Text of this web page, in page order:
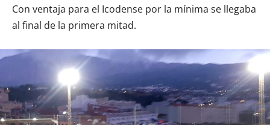
Con ventaja para el Icodense por la mínima se llegaba
al final de la primera mitad.